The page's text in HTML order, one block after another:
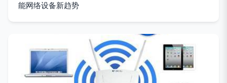
能网络设备新趋势